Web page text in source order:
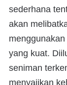
sederhana
akan
yang kuat.
seniman
menyajikan